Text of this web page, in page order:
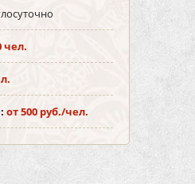
чел.
от 500 руб./чел.